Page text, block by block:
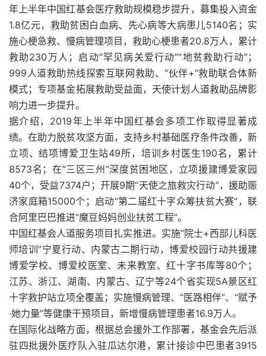
年上半年中国红基会医疗救助规模稳步提升，募集投入资金
1.8亿元，救助贫困白血病、先心病等大病患儿5140名；实
施心梗急救、慢病管理项目，救助心梗患者20.8万人，累计
救助230万人；启动“罕见病关爱行动”“地贫救助行动”；
999人道救助热线探索互联网救助、“伙伴+”救助联合体新
模式；专项基金拓展救助受益面，天使计划人道救助品牌影
响力进一步提升。
据介绍，2019年上半年中国红基会多项工作取得显著成
绩。在助力脱贫攻坚方面，支持乡村基础医疗条件改善，新
立项、结项博爱卫生站49所，培训乡村医生190名，累计
8573名；在“三区三州”深度贫困地区，立项援建博爱家园
40个，受益7374户；开展9期“天使之旅救灾行动”，援助赈
济家庭箱15000个；启动“第二届红十字众筹扶贫大赛”，联
合阿里巴巴推进“魔豆妈妈创业扶贫工程”。
中国红基会人道服务项目扎实推进。实施“院士+西部儿科医
师培训”宁夏行动、内蒙古二期行动，博爱校园行动共援建
博爱学校、博爱校医室、未来教室、红十字书库等80个；
江苏、浙江、湖南、内蒙古、辽宁等24个省实现5A景区红
十字救护站立项全覆盖；实施慢病管理、“医路相伴”、“赋予
·她力量”等健康干预项目，新增慢病管理患者16.9万人。
在国际化战略方面，根据总会援外工作部署，基金会先后派
驻四批援外医疗队入驻瓜达尔港，累计接诊中巴患者3915